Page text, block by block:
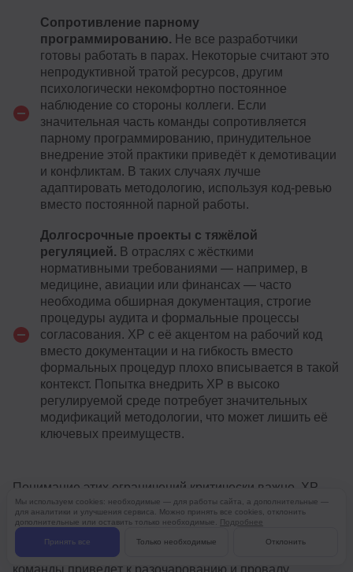
Сопротивление парному
программированию. Не все разработчики
готовы работать в парах. Некоторые считают это
непродуктивной тратой ресурсов, другим
психологически некомфортно постоянное
наблюдение со стороны коллеги. Если
значительная часть команды сопротивляется
парному программированию, принудительное
внедрение этой практики приведёт к демотивации
и конфликтам. В таких случаях лучше
адаптировать методологию, используя код-ревью
вместо постоянной парной работы.
Долгосрочные проекты с тяжёлой
регуляцией. В отраслях с жёсткими
нормативными требованиями — например, в
медицине, авиации или финансах — часто
необходима обширная документация, строгие
процедуры аудита и формальные процессы
согласования. XP с её акцентом на рабочий код
вместо документации и на гибкость вместо
формальных процедур плохо вписывается в такой
контекст. Попытка внедрить XP в высоко
регулируемой среде потребует значительных
модификаций методологии, что может лишить её
ключевых преимуществ.
Понимание этих ограничений критически важно. XP —
это мощный инструмент, но только в правильных руках
и в подходящем контексте. Слепое следование
методологии без учёта особенностей проекта и
Мы используем cookies: необходимые — для работы сайта, а дополнительные —
для аналитики и улучшения сервиса. Можно принять все cookies, отклонить
дополнительные или оставить только необходимые. Подробнее
Принять все Только необходимые Отклонить